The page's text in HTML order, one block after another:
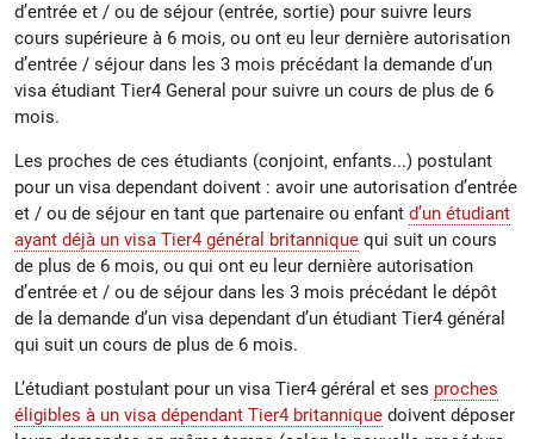
d’entrée et / ou de séjour (entrée, sortie) pour suivre leurs
cours supérieure à 6 mois, ou ont eu leur dernière autorisation
d’entrée / séjour dans les 3 mois précédant la demande d’un
visa étudiant Tier4 General pour suivre un cours de plus de 6
mois.
Les proches de ces étudiants (conjoint, enfants...) postulant
pour un visa dependant doivent : avoir une autorisation d’entrée
et / ou de séjour en tant que partenaire ou enfant d’un étudiant
ayant déjà un visa Tier4 général britannique qui suit un cours
de plus de 6 mois, ou qui ont eu leur dernière autorisation
d’entrée et / ou de séjour dans les 3 mois précédant le dépôt
de la demande d’un visa dependant d’un étudiant Tier4 général
qui suit un cours de plus de 6 mois.
L’étudiant postulant pour un visa Tier4 géréral et ses proches
éligibles à un visa dépendant Tier4 britannique doivent déposer